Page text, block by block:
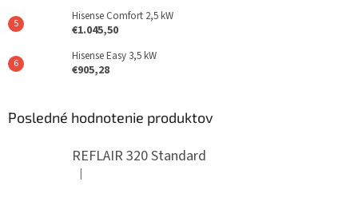
Hisense Comfort 2,5 kW
€1.045,50
Hisense Easy 3,5 kW
€905,28
Posledné hodnotenie produktov
REFLAIR 320 Standard
Hodnotenie produktu je 5 z 5 hviezdičiek.
|